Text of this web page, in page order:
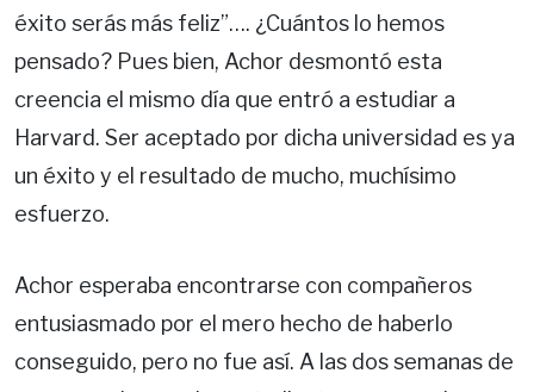
éxito serás más feliz”…. ¿Cuántos lo hemos
pensado? Pues bien, Achor desmontó esta
creencia el mismo día que entró a estudiar a
Harvard. Ser aceptado por dicha universidad es ya
un éxito y el resultado de mucho, muchísimo
esfuerzo.
Achor esperaba encontrarse con compañeros
entusiasmado por el mero hecho de haberlo
conseguido, pero no fue así. A las dos semanas de